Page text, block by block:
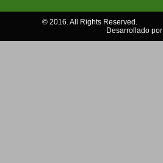
© 2016. All Rights Reserved.
Desarrollado por